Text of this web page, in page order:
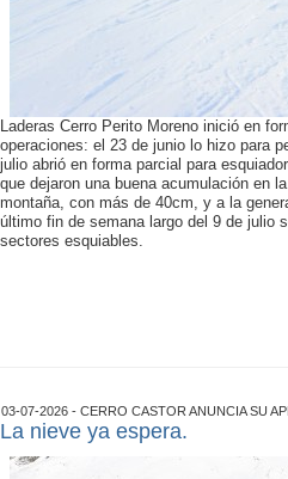
Laderas Cerro Perito Moreno inició en
operaciones: el 23 de junio lo hizo para
julio abrió en forma parcial para
que dejaron una buena acumulación en
montaña, con más de 40cm, y a la
último fin de semana largo del 9 de julio
sectores esquiables.
03-07-2026 - CERRO CASTOR ANUNCIA SU
La nieve ya espera.